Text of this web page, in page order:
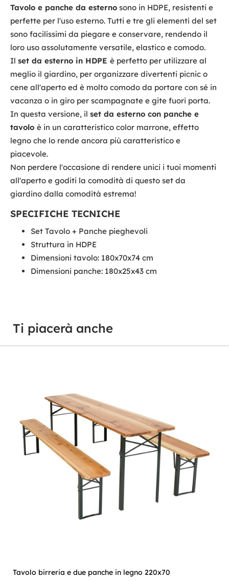
Tavolo e panche da esterno sono in HDPE, resistenti e
perfette per l'uso esterno. Tutti e tre gli elementi del set
sono facilissimi da piegare e conservare, rendendo il
loro uso assolutamente versatile, elastico e comodo.
Il set da esterno in HDPE è perfetto per utilizzare al
meglio il giardino, per organizzare divertenti picnic o
cene all'aperto ed è molto comodo da portare con sé in
vacanza o in giro per scampagnate e gite fuori porta.
In questa versione, il set da esterno con panche e
tavolo è in un caratteristico color marrone, effetto
legno che lo rende ancora più caratteristico e
piacevole.
Non perdere l'occasione di rendere unici i tuoi momenti
all'aperto e goditi la comodità di questo set da
giardino dalla comodità estrema!
SPECIFICHE TECNICHE
Set Tavolo + Panche pieghevoli
Struttura in HDPE
Dimensioni tavolo: 180x70x74 cm
Dimensioni panche: 180x25x43 cm
Ti piacerà anche
Tavolo birreria e due panche in legno 220x70